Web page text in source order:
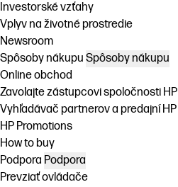
Investorské vzťahy
Vplyv na životné prostredie
Newsroom
Spôsoby nákupu Spôsoby nákupu
Online obchod
Zavolajte zástupcovi spoločnosti HP
Vyhľadávač partnerov a predajní HP
HP Promotions
How to buy
Podpora Podpora
Prevziať ovládače